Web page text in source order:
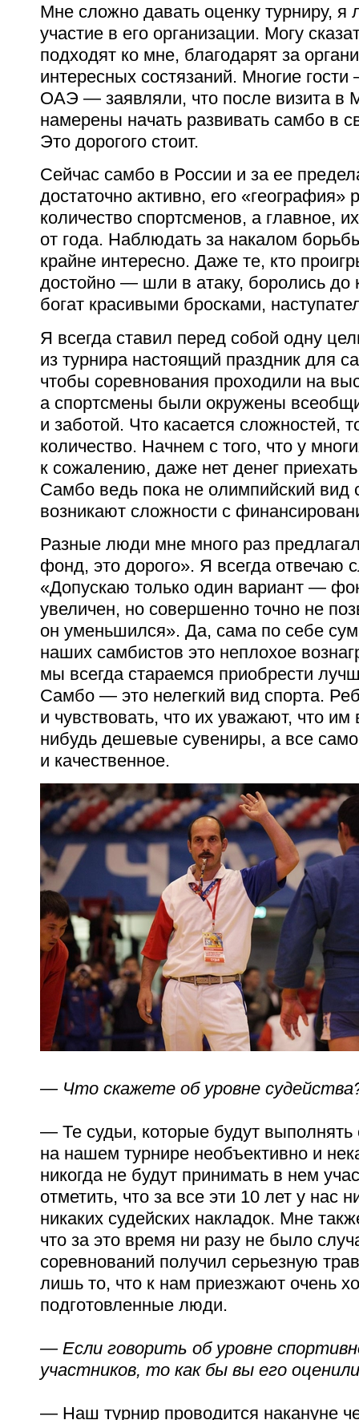
Мне сложно давать оценку турниру, я
участие в его организации. Могу
подходят ко мне, благодарят за
интересных состязаний. Многие
ОАЭ — заявляли, что после визита в
намерены начать развивать самбо в
Это дорогого стоит.
Сейчас самбо в России и за ее
достаточно активно, его «география»
количество спортсменов, а главное,
от года. Наблюдать за накалом
крайне интересно. Даже те, кто
достойно — шли в атаку, боролись до
богат красивыми бросками,
Я всегда ставил перед собой одну
из турнира настоящий праздник для
чтобы соревнования проходили на
а спортсмены были окружены
и заботой. Что касается сложностей,
количество. Начнем с того, что у
к сожалению, даже нет денег
Самбо ведь пока не олимпийский вид
возникают сложности с
Разные люди мне много раз
фонд, это дорого». Я всегда
«Допускаю только один вариант —
увеличен, но совершенно точно не
он уменьшился». Да, сама по себе
наших самбистов это неплохое
мы всегда стараемся приобрести
Самбо — это нелегкий вид спорта.
и чувствовать, что их уважают, что им
нибудь дешевые сувениры, а все
и качественное.
— Что скажете об уровне
— Те судьи, которые будут выполнять
на нашем турнире необъективно и
никогда не будут принимать в нем
отметить, что за все эти 10 лет у нас
никаких судейских накладок. Мне
что за это время ни разу не было
соревнований получил серьезную
лишь то, что к нам приезжают очень
подготовленные люди.
— Если говорить об уровне
участников, то как бы вы его
— Наш турнир проводится накануне